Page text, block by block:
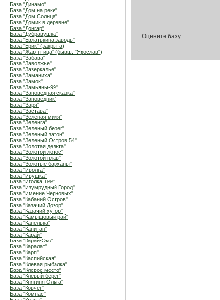
База "Динамо"
База "Дом на реке"
База "Дом Солнца"
База "Домик в деревне"
База "Донгар"
База "Дубравушка"
База "Евлатькина заводь"
База "Ерик" (закрыта)
База "Жар-птица" (бывш. "Ярослав")
База "Забава"
База "Заволжье"
База "Зазеркалье"
База "Заманиха"
База "Замок"
База "Замьяны-99"
База "Заповедная сказка"
База "Заповедник"
База "Заря"
База "Застава"
База "Зеленая миля"
База "Зеленга"
База "Зеленый берег"
База "Зеленый затон"
База "Зеленый Остров 54"
База "Золотая дельта"
База "Золотой лотос"
База "Золотой плав"
База "Золотые барханы"
База "Иволга"
База "Ивушка"
База "Иголка 199"
База "Изумрудный Город"
База "Имение Черновых"
База "Кабаний Остров"
База "Казачий Дозор"
База "Казачий хутор"
База "Камышовый рай"
База "Капелька"
База "Капитан"
База "Карай"
База "Карай-Эко"
База "Каралат"
База "Карп"
База "Каспийская"
База "Клевая рыбалка"
База "Клевое место"
База "Клевый берег"
База "Княгиня Ольга"
База "Ковчег"
База "Компас"
Оцените базу: